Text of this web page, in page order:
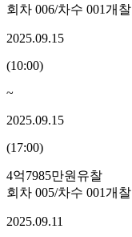
회차 006/차수 001개찰
2025.09.15
(10:00)
~
2025.09.15
(17:00)
4억7985만원 유찰
회차 005/차수 001개찰
2025.09.11